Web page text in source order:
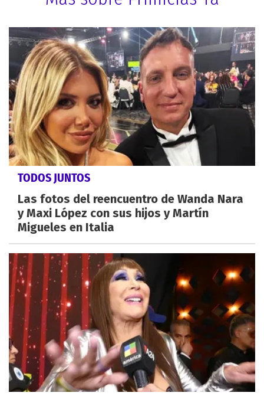
TODOS JUNTOS
Las fotos del reencuentro de Wanda Nara
y Maxi López con sus hijos y Martín
Migueles en Italia